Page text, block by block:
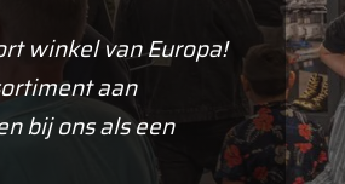
winkel van Europa!
aan
bij ons als een